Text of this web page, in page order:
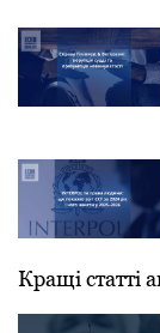
Кращі статті